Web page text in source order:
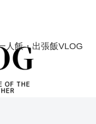
人飯・出張飯VLOG